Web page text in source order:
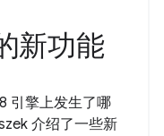
新功能
引擎上发生了哪
介绍了一些新